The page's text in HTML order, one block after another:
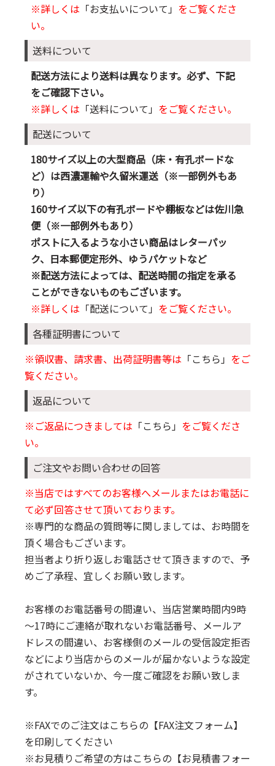
※詳しくは 「お支払いについて」 をご覧くださ
い。
送料について
配送方法により送料は異なります。必ず、下記
をご確認下さい。
※詳しくは 「送料について」 をご覧ください。
配送について
180サイズ以上の大型商品（床・有孔ボードな
ど）は西濃運輸や久留米運送（※一部例外もあ
り）
160サイズ以下の有孔ボードや棚板などは佐川急
便（※一部例外もあり）
ポストに入るような小さい商品はレターパッ
ク、日本郵便定形外、ゆうパケットなど
※配送方法によっては、配送時間の指定を承る
ことができないものもございます。
※詳しくは 「配送について」 をご覧ください。
各種証明書について
※領収書、請求書、出荷証明書等は 「こちら」 をご
覧ください。
返品について
※ご返品につきましては 「こちら」 をご覧くださ
い。
ご注文やお問い合わせの回答
※当店ではすべてのお客様へメールまたはお電話に
て必ず回答させて頂いております。
※専門的な商品の質問等に関しましては、お時間を
頂く場合もございます。
担当者より折り返しお電話させて頂きますので、予
めご了承程、宜しくお願い致します。
お客様のお電話番号の間違い、当店営業時間内9時
～17時にご連絡が取れないお電話番号、メールア
ドレスの間違い、お客様側のメールの受信設定拒否
などにより当店からのメールが届かないような設定
がされていないか、今一度ご確認をお願い致しま
す。
※FAXでのご注文はこちらの 【FAX注文フォーム】
を印刷してください
※お見積りご希望の方はこちらの 【お見積書フォー